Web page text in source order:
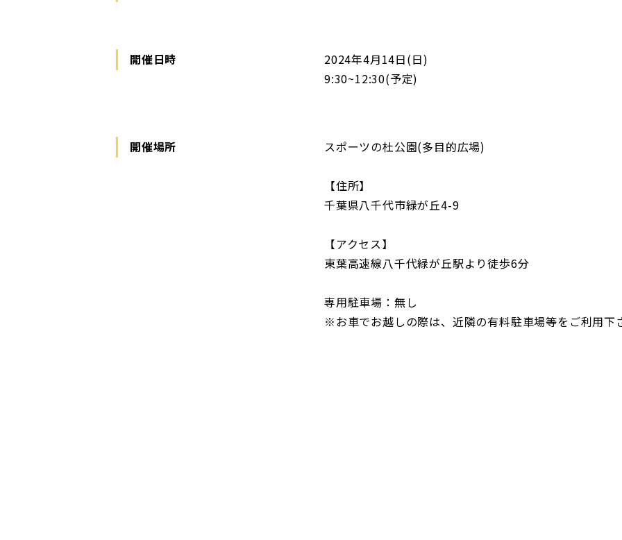
開催日時
2024年4月14日(日)
9:30~12:30(予定)
開催場所 スポーツの杜公園(多目的広場)
【住所】
千葉県八千代市緑が丘4-9
【アクセス】
東葉高速線八千代緑が丘駅より徒歩6分
専用駐車場：無し
※お車でお越しの際は、近隣の有料駐車場等をご利用下